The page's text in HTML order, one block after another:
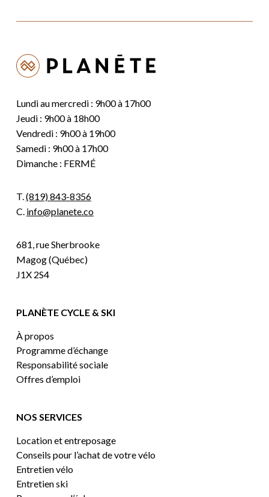
Lundi au mercredi : 9h00 à 17h00
Jeudi : 9h00 à 18h00
Vendredi : 9h00 à 19h00
Samedi : 9h00 à 17h00
Dimanche : FERMÉ
T.(819) 843-8356
C. info@planete.co
681, rue Sherbrooke
Magog (Québec)
J1X 2S4
PLANÈTE CYCLE & SKI
À propos
Programme d’échange
Responsabilité sociale
Offres d’emploi
NOS SERVICES
Location et entreposage
Conseils pour l’achat de votre vélo
Entretien vélo
Entretien ski